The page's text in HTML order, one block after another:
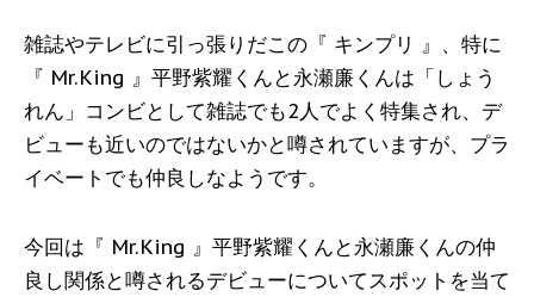
雑誌やテレビに引っ張りだこの『 キンプリ 』、特に
『 Mr.King 』平野紫耀くんと永瀬廉くんは「しょう
れん」コンビとして雑誌でも2人でよく特集され、デ
ビューも近いのではないかと噂されていますが、プラ
イベートでも仲良しなようです。
今回は『 Mr.King 』平野紫耀くんと永瀬廉くんの仲
良し関係と噂されるデビューについてスポットを当て